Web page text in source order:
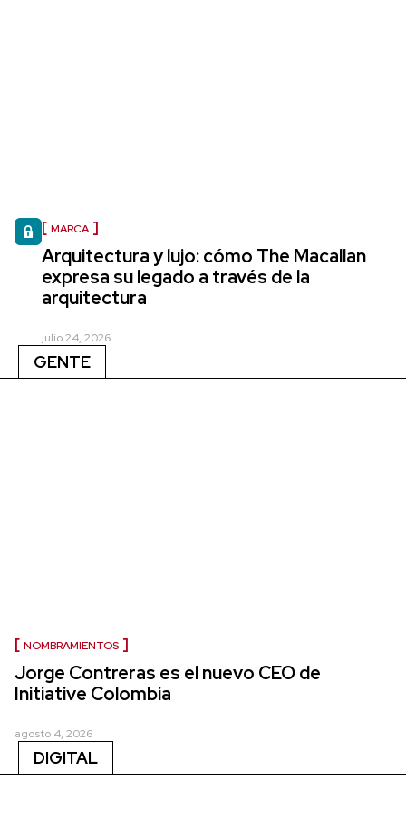
MARCA
Arquitectura y lujo: cómo The Macallan
expresa su legado a través de la
arquitectura
julio 24, 2026
GENTE
NOMBRAMIENTOS
Jorge Contreras es el nuevo CEO de
Initiative Colombia
agosto 4, 2026
DIGITAL